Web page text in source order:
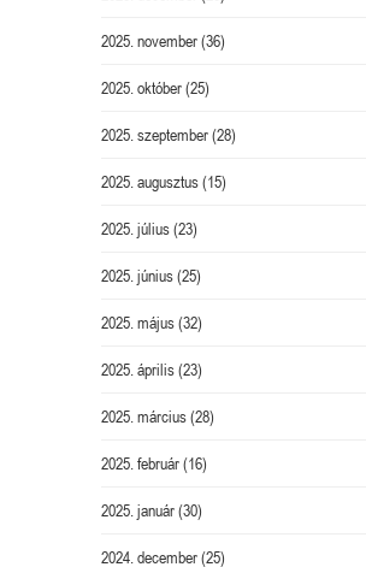
2025. november(36)
2025. október(25)
2025. szeptember(28)
2025. augusztus(15)
2025. július(23)
2025. június(25)
2025. május(32)
2025. április(23)
2025. március(28)
2025. február(16)
2025. január(30)
2024. december(25)